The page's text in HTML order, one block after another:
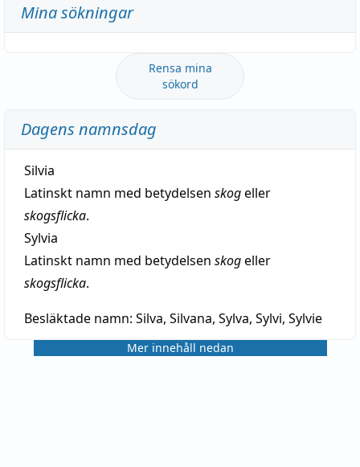
Mina sökningar
Rensa mina
sökord
Dagens namnsdag
Silvia
Latinskt namn med betydelsen skogeller
skogsflicka.
Sylvia
Latinskt namn med betydelsen skogeller
skogsflicka.
Besläktade namn: Silva, Silvana, Sylva, Sylvi, Sylvie
Mer innehåll nedan